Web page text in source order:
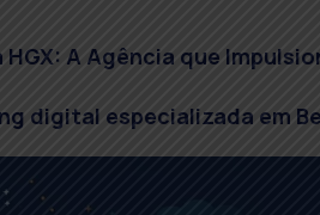
A Agência que
digital especializada em